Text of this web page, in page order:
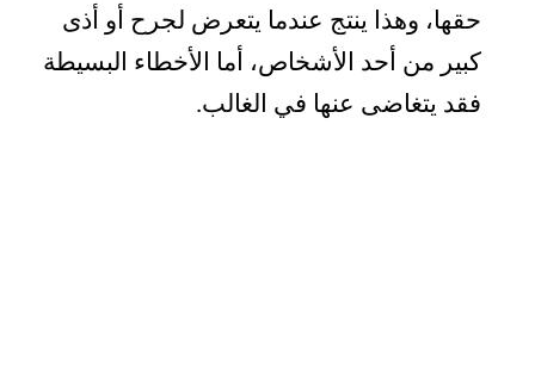
حقها، وهذا ينتج عندما يتعرض لجرح أو أذى
كبير من أحد الأشخاص، أما الأخطاء البسيطة
فقد يتغاضى عنها في الغالب.